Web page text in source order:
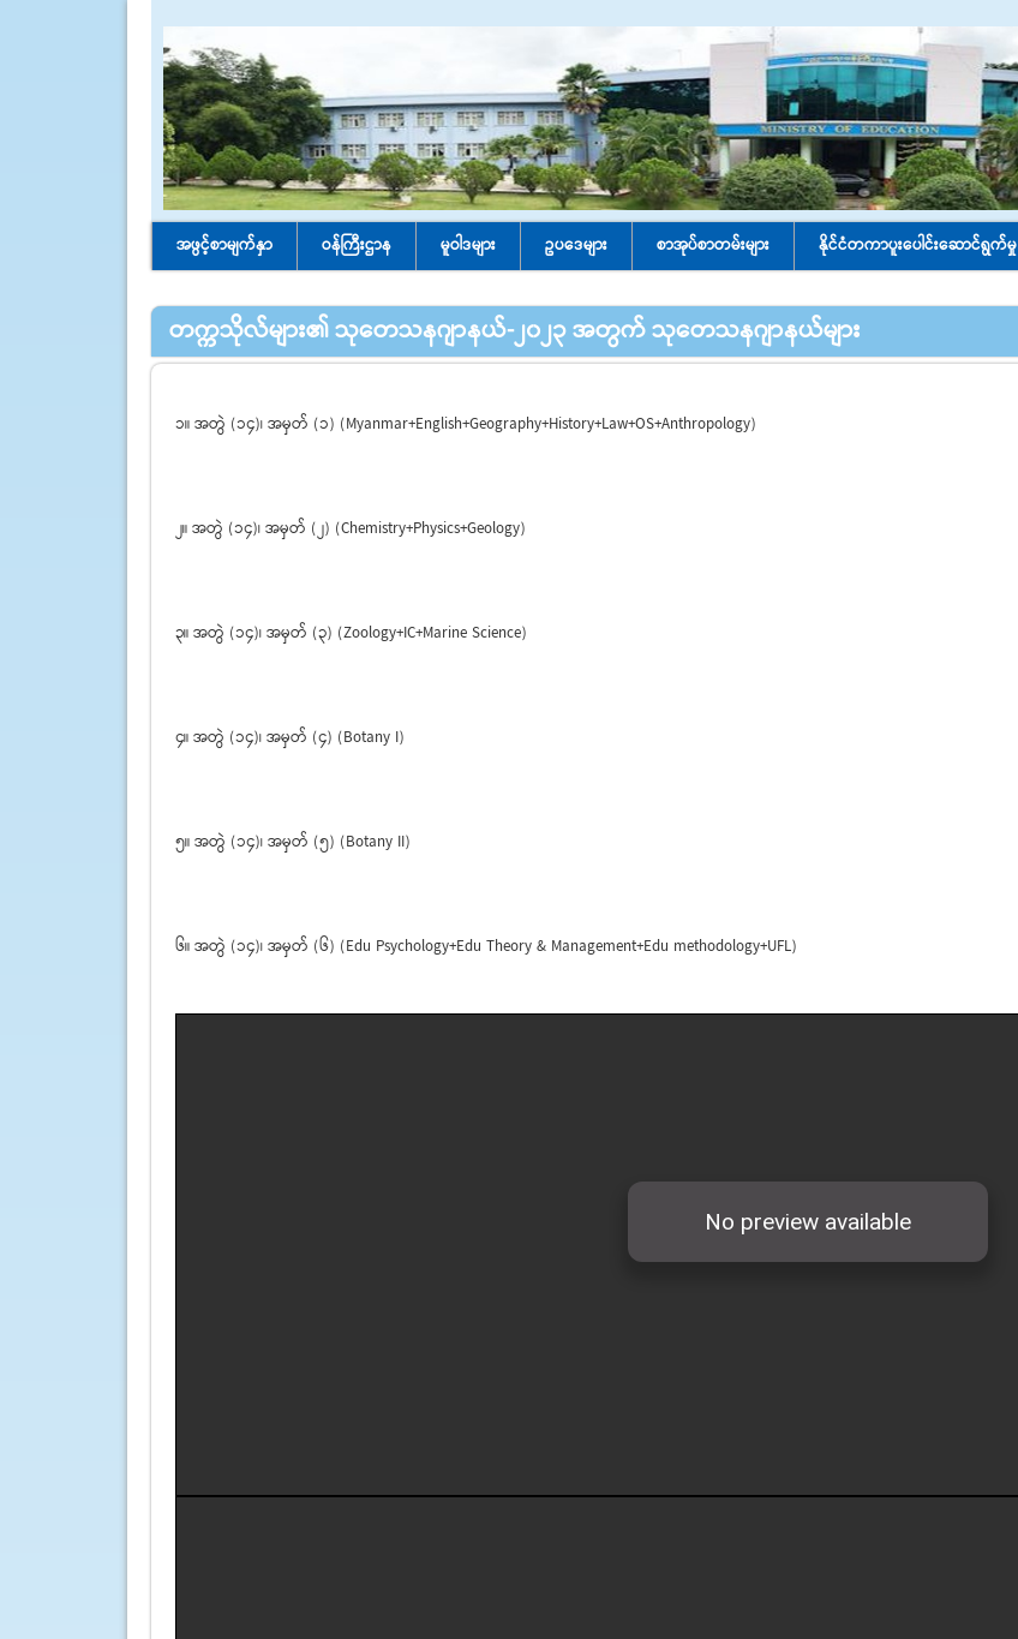
အဖွင့်စာမျက်နှာ ဝန်ကြီးဌာန မူဝါဒများ ဥပဒေများ စာအုပ်စာတမ်းများ နိုင်ငံတကာပူးပေါင်း‌ဆောင်ရွက်မှု
တက္ကသိုလ်များ၏ သုတေသနဂျာနယ်-၂၀၂၃ အတွက် သုတေသနဂျာနယ်များ
၁။ အတွဲ (၁၄)၊ အမှတ် (၁) (Myanmar+English+Geography+History+Law+OS+Anthropology)
၂။ အတွဲ (၁၄)၊ အမှတ် (၂) (Chemistry+Physics+Geology)
၃။ အတွဲ (၁၄)၊ အမှတ် (၃) (Zoology+IC+Marine Science)
၄။ အတွဲ (၁၄)၊ အမှတ် (၄) (Botany I)
၅။ အတွဲ (၁၄)၊ အမှတ် (၅) (Botany II)
၆။ အတွဲ (၁၄)၊ အမှတ် (၆) (Edu Psychology+Edu Theory & Management+Edu methodology+UFL)